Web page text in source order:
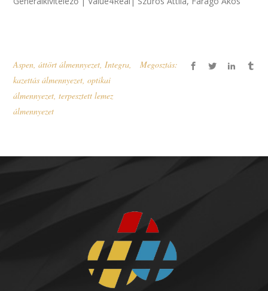
Aspen,áttört álmennyezet,Integra,
kazettás álmennyezet,optikai
álmennyezet,terpesztett lemez
álmennyezet
Megosztás: